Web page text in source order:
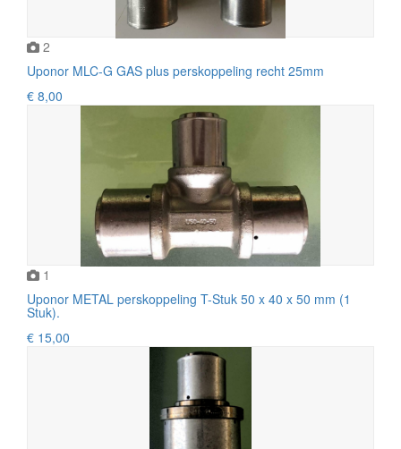
2
Uponor MLC-G GAS plus perskoppeling recht 25mm
€ 8,00
1
Uponor METAL perskoppeling T-Stuk 50 x 40 x 50 mm (1
Stuk).
€ 15,00